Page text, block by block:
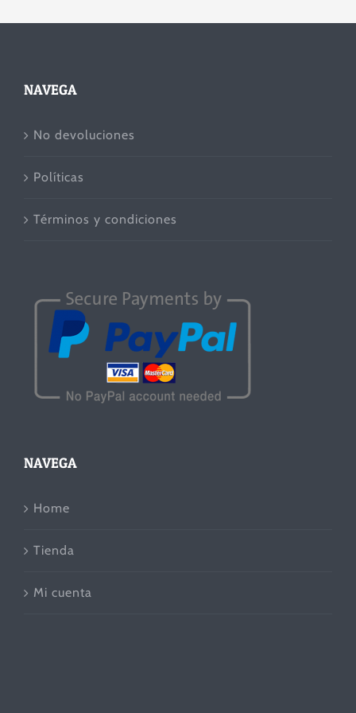
NAVEGA
No devoluciones
Políticas
Términos y condiciones
NAVEGA
Home
Tienda
Mi cuenta